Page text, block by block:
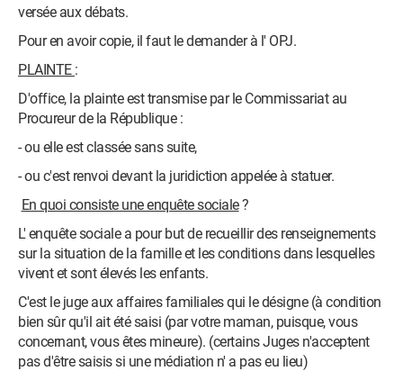
versée aux débats.
Pour en avoir copie, il faut le demander à l' OPJ.
PLAINTE :
D'office, la plainte est transmise par le Commissariat au
Procureur de la République :
- ou elle est classée sans suite,
- ou c'est renvoi devant la juridiction appelée à statuer.
En quoi consiste une enquête sociale?
L' enquête sociale a pour but de recueillir des renseignements
sur la situation de la famille et les conditions dans lesquelles
vivent et sont élevés les enfants.
C'est le juge aux affaires familiales qui le désigne (à condition
bien sûr qu'il ait été saisi (par votre maman, puisque, vous
concernant, vous êtes mineure). (certains Juges n'acceptent
pas d'être saisis si une médiation n' a pas eu lieu)